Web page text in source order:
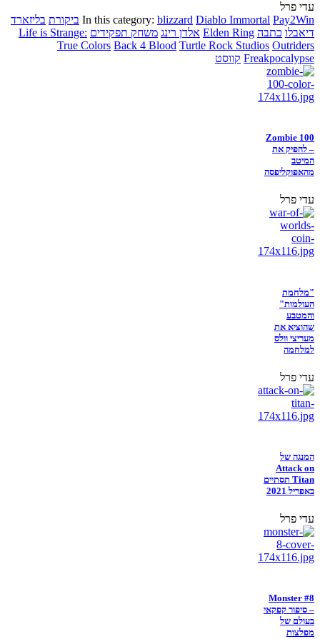
עדי פרל
In this category: blizzard Diablo Immortal Pay2Win ביקורת בליזארד
דיאבלו כתבה Elden Ring אלדן רינג משחק תפקידים Life is Strange:
True Colors Back 4 Blood Turtle Rock Studios Outriders
Freakpocalypse קווסט
Zombie 100
– להפיק את
המיטב
מהאפוקליפסה
עדי פרל
"מלחמת
העולמות"
והמטבע
שהוציא את
מעריצי וולס
למלחמה
עדי פרל
המנגה של
Attack on
Titan תסתיים
באפריל 2021
עדי פרל
Monster #8
– סיפור קפקאי
בעולם של
מפלצות